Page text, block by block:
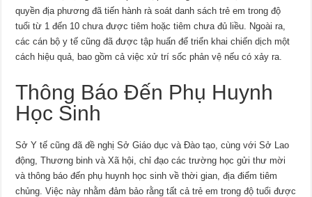
quyền địa phương đã tiến hành rà soát danh sách trẻ em trong độ
tuổi từ 1 đến 10 chưa được tiêm hoặc tiêm chưa đủ liều. Ngoài ra,
các cán bộ y tế cũng đã được tập huấn để triển khai chiến dịch một
cách hiệu quả, bao gồm cả việc xử trí sốc phản vệ nếu có xảy ra.
Thông Báo Đến Phụ Huynh
Học Sinh
Sở Y tế cũng đã đề nghị Sở Giáo dục và Đào tạo, cùng với Sở Lao
động, Thương binh và Xã hội, chỉ đạo các trường học gửi thư mời
và thông báo đến phụ huynh học sinh về thời gian, địa điểm tiêm
chủng. Việc này nhằm đảm bảo rằng tất cả trẻ em trong độ tuổi được